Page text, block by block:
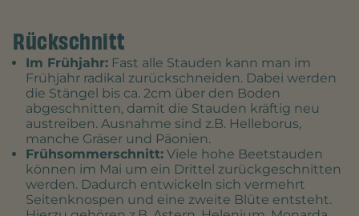
Rückschnitt
Im Frühjahr: Fast alle Stauden kann man im
Frühjahr radikal zurückschneiden. Dabei werden
die Stängel bis ca. 2cm über den Boden
abgeschnitten, damit die Stauden kräftig neu
austreiben. Ausnahme sind z.B. Helleborus,
manche Gräser und Päonien.
Frühsommerschnitt: Viele hohe Beetstauden
können im Mai um ein Drittel zurückgeschnitten
werden. Dadurch entwickeln sich vermehrt
Seitenknospen und eine zweite Blüte entsteht.